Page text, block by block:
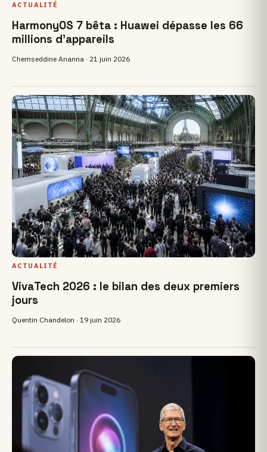
ACTUALITÉ
HarmonyOS 7 bêta : Huawei dépasse les 66
millions d'appareils
Chemseddine Ananna ·21 juin 2026
ACTUALITÉ
VivaTech 2026 : le bilan des deux premiers
jours
Quentin Chandelon ·19 juin 2026